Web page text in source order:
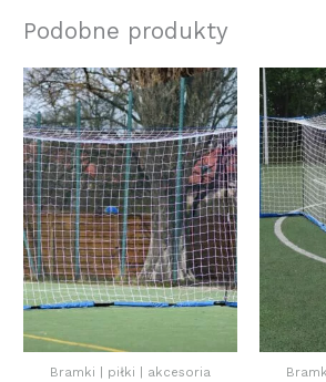
Podobne produkty
Bramki | piłki | akcesoria